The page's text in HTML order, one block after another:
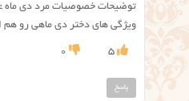
توضیحات خصوصیات مرد دی ماه
ویژگی های دختر دی ماهی رو هم
5
0
پاسخ